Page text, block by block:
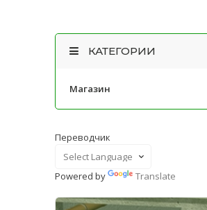
КАТЕГОРИИ
Магазин
Переводчик
Powered by Translate